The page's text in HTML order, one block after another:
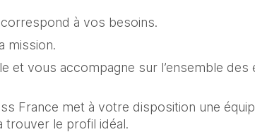
à vos besoins.
mission.
et vous accompagne sur l’ensemble des
France met à votre disposition une
trouver le profil idéal.